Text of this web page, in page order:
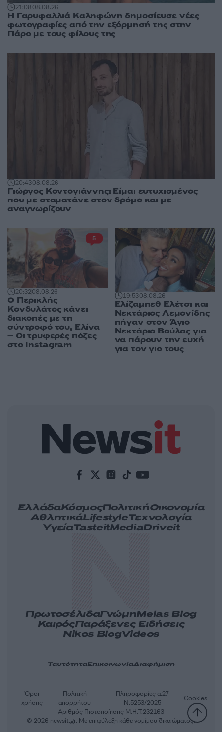
21:0808.08.26
Η Γαρυφαλλιά Καληφώνη δημοσίευσε νέες
φωτογραφίες από την εξόρμησή της στην
Πάρο με τους φίλους της
20:4308.08.26
Γιώργος Κοντογιάννης: Είμαι ευτυχισμένος
που με σταματάνε στον δρόμο και με
αναγνωρίζουν
20:3208.08.26
Ο Περικλής
Κονδυλάτος κάνει
διακοπές με τη
σύντροφό του, Ελίνα
– Οι τρυφερές πόζες
στο Instagram
5
19:5308.08.26
Ελίζαμπεθ Ελέτσι και
Νεκτάριος Λεμονίδης
πήγαν στον Άγιο
Νεκτάριο Βούλας για
να πάρουν την ευχή
για τον γιο τους
ΕλλάδαΚόσμοςΠολιτικήΟικονομία
ΑθλητικάLifestyleΤεχνολογία
ΥγείαTasteitMediaDriveit
ΠρωτοσέλιδαΓνώμηMelas Blog
ΚαιρόςΠαράξενες Ειδήσεις
Nikos BlogVideos
ΤαυτότηταΕπικοινωνίαΔιαφήμιση
Αριθμός Πιστοποίησης Μ.Η.Τ.232163
Όροι
χρήσης
Πολιτική
απορρήτου
Πληροφορίες α.27
Ν.5253/2025
Cookies
© 2026 newsit.gr. Με επιφύλαξη κάθε νομίμου δικαιώματος.